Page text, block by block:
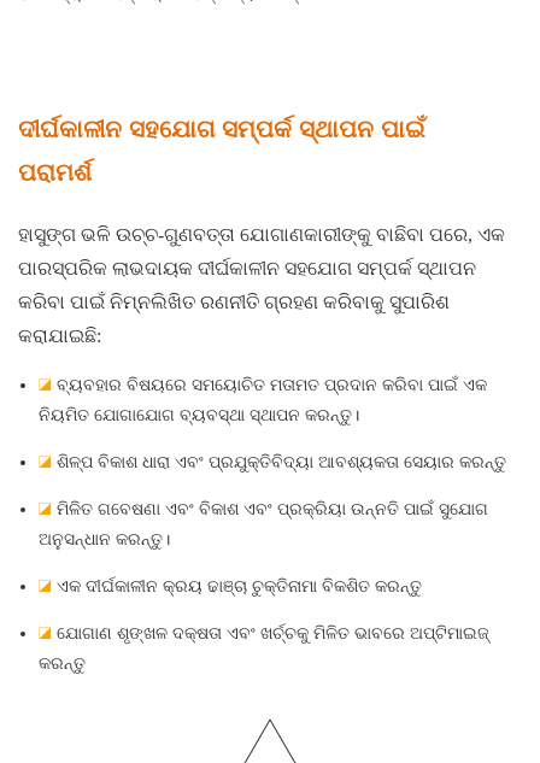
ଦୀର୍ଘକାଳୀନ ସହଯୋଗ ସମ୍ପର୍କ ସ୍ଥାପନ ପାଇଁ
ପରାମର୍ଶ
ହାସୁଙ୍ଗ ଭଳି ଉଚ୍ଚ-ଗୁଣବତ୍ତା ଯୋଗାଣକାରୀଙ୍କୁ ବାଛିବା ପରେ, ଏକ
ପାରସ୍ପରିକ ଲାଭଦାୟକ ଦୀର୍ଘକାଳୀନ ସହଯୋଗ ସମ୍ପର୍କ ସ୍ଥାପନ
କରିବା ପାଇଁ ନିମ୍ନଲିଖିତ ରଣନୀତି ଗ୍ରହଣ କରିବାକୁ ସୁପାରିଶ
କରାଯାଇଛି:
◪ବ୍ୟବହାର ବିଷୟରେ ସମୟୋଚିତ ମତାମତ ପ୍ରଦାନ କରିବା ପାଇଁ ଏକ
ନିୟମିତ ଯୋଗାଯୋଗ ବ୍ୟବସ୍ଥା ସ୍ଥାପନ କରନ୍ତୁ।
◪ଶିଳ୍ପ ବିକାଶ ଧାରା ଏବଂ ପ୍ରଯୁକ୍ତିବିଦ୍ୟା ଆବଶ୍ୟକତା ସେୟାର କରନ୍ତୁ
◪ମିଳିତ ଗବେଷଣା ଏବଂ ବିକାଶ ଏବଂ ପ୍ରକ୍ରିୟା ଉନ୍ନତି ପାଇଁ ସୁଯୋଗ
ଅନୁସନ୍ଧାନ କରନ୍ତୁ।
◪ଏକ ଦୀର୍ଘକାଳୀନ କ୍ରୟ ଢାଞ୍ଚା ଚୁକ୍ତିନାମା ବିକଶିତ କରନ୍ତୁ
◪ଯୋଗାଣ ଶୃଙ୍ଖଳ ଦକ୍ଷତା ଏବଂ ଖର୍ଚ୍ଚକୁ ମିଳିତ ଭାବରେ ଅପ୍ଟିମାଇଜ୍
କରନ୍ତୁ